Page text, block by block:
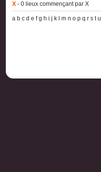
X - 0 lieux commençant par X
a b c d e fg h i j k m n o p q r s tu